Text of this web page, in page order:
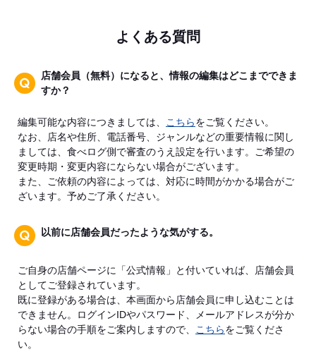
よくある質問
店舗会員（無料）になると、情報の編集はどこまでできま
すか？
編集可能な内容につきましては、 こちらをご覧ください。
なお、店名や住所、電話番号、ジャンルなどの重要情報に関し
ましては、食べログ側で審査のうえ設定を行います。ご希望の
変更時期・変更内容にならない場合がございます。
また、ご依頼の内容によっては、対応に時間がかかる場合がご
ざいます。予めご了承ください。
以前に店舗会員だったような気がする。
ご自身の店舗ページに「公式情報」と付いていれば、店舗会員
としてご登録されています。
既に登録がある場合は、本画面から店舗会員に申し込むことは
できません。ログインIDやパスワード、メールアドレスが分か
らない場合の手順をご案内しますので、
こちらをご覧くださ
い。